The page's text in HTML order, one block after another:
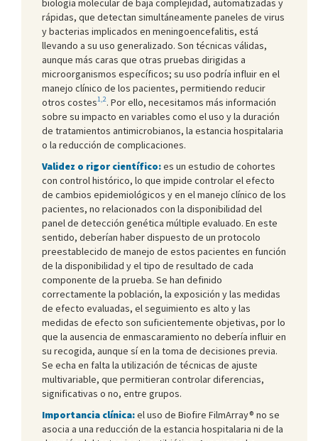
rápidas, que detectan simultáneamente paneles de virus
y bacterias implicados en meningoencefalitis, está
llevando a su uso generalizado. Son técnicas válidas,
aunque más caras que otras pruebas dirigidas a
microorganismos específicos; su uso podría influir en el
manejo clínico de los pacientes, permitiendo reducir
otros costes1,2. Por ello, necesitamos más información
sobre su impacto en variables como el uso y la duración
de tratamientos antimicrobianos, la estancia hospitalaria
o la reducción de complicaciones.
Validez o rigor científico:es un estudio de cohortes
con control histórico, lo que impide controlar el efecto
de cambios epidemiológicos y en el manejo clínico de los
pacientes, no relacionados con la disponibilidad del
panel de detección genética múltiple evaluado. En este
sentido, deberían haber dispuesto de un protocolo
preestablecido de manejo de estos pacientes en función
de la disponibilidad y el tipo de resultado de cada
componente de la prueba. Se han definido
correctamente la población, la exposición y las medidas
de efecto evaluadas, el seguimiento es alto y las
medidas de efecto son suficientemente objetivas, por lo
que la ausencia de enmascaramiento no debería influir en
su recogida, aunque sí en la toma de decisiones previa.
Se echa en falta la utilización de técnicas de ajuste
multivariable, que permitieran controlar diferencias,
significativas o no, entre grupos.
Importancia clínica:el uso de Biofire FilmArray® no se
asocia a una reducción de la estancia hospitalaria ni de la